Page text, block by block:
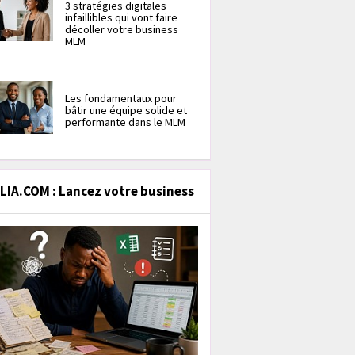
3 stratégies digitales
infaillibles qui vont faire
décoller votre business
MLM
Les fondamentaux pour
bâtir une équipe solide et
performante dans le MLM
: Lancez votre business